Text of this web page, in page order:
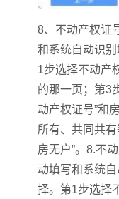
8、不动产权证
和系统自动识
1步选择不动产
的那一页；第3
动产权证号”和
所有、共同共有
房无户”。8.不
动填写和系统
择。第1步选择